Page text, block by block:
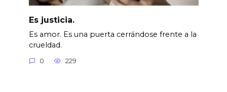
Es justicia.
Es amor. Es una puerta cerrándose frente a la
crueldad.
0 229